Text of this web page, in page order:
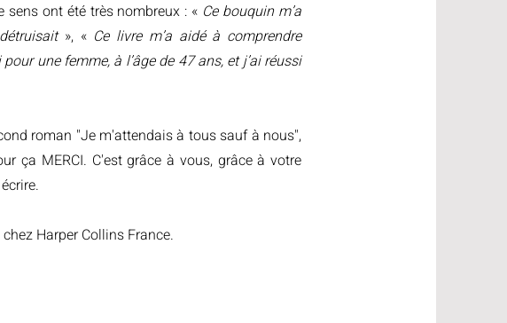
ont été très nombreux : « Ce bouquin m’a
», « Ce livre m’a aidé à comprendre
une femme, à l’âge de 47 ans, et j’ai réussi
roman "Je m'attendais à tous sauf à nous",
ça MERCI. C'est grâce à vous, grâce à votre
Harper Collins France.